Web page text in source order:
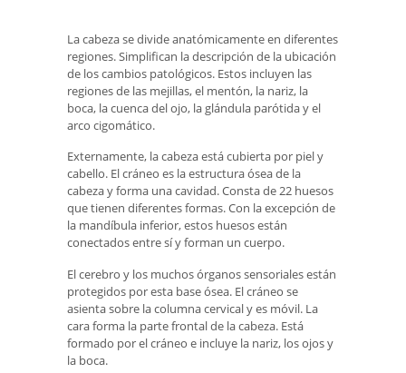
La cabeza se divide anatómicamente en diferentes
regiones. Simplifican la descripción de la ubicación
de los cambios patológicos. Estos incluyen las
regiones de las mejillas, el mentón, la nariz, la
boca, la cuenca del ojo, la glándula parótida y el
arco cigomático.
Externamente, la cabeza está cubierta por piel y
cabello. El cráneo es la estructura ósea de la
cabeza y forma una cavidad. Consta de 22 huesos
que tienen diferentes formas. Con la excepción de
la mandíbula inferior, estos huesos están
conectados entre sí y forman un cuerpo.
El cerebro y los muchos órganos sensoriales están
protegidos por esta base ósea. El cráneo se
asienta sobre la columna cervical y es móvil. La
cara forma la parte frontal de la cabeza. Está
formado por el cráneo e incluye la nariz, los ojos y
la boca.